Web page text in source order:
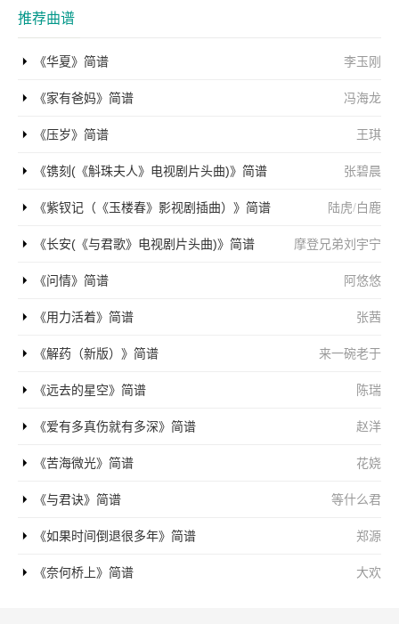
推荐曲谱
李玉刚
《华夏》简谱
冯海龙
《家有爸妈》简谱
王琪
《压岁》简谱
张碧晨
《镌刻(《斛珠夫人》电视剧片头曲)》简谱
陆虎/白鹿
《紫钗记（《玉楼春》影视剧插曲）》简谱
摩登兄弟刘宇宁
《长安(《与君歌》电视剧片头曲)》简谱
阿悠悠
《问情》简谱
张茜
《用力活着》简谱
来一碗老于
《解药（新版）》简谱
陈瑞
《远去的星空》简谱
赵洋
《爱有多真伤就有多深》简谱
花娆
《苦海微光》简谱
等什么君
《与君诀》简谱
郑源
《如果时间倒退很多年》简谱
大欢
《奈何桥上》简谱